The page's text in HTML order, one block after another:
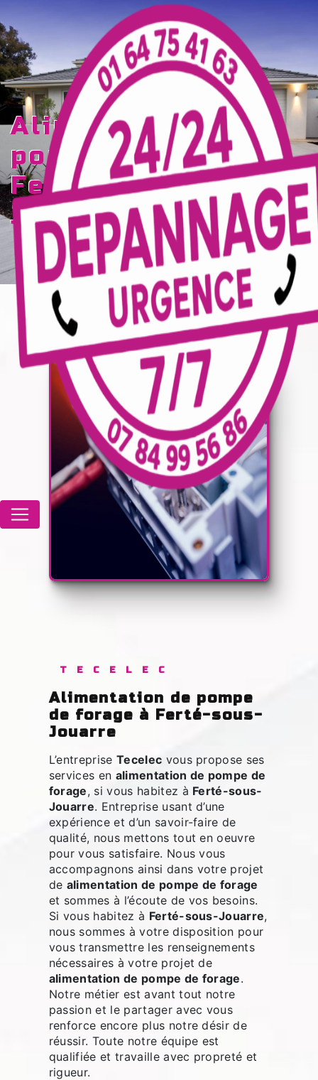
alimentation de
pompe de forage
Ferté-sous-
Jouarre
TECELEC
TECELEC
alimentation de pompe
de forage à Ferté-sous-
Jouarre
L’entreprise Tecelec vous propose ses
services en alimentation de pompe de
forage, si vous habitez à Ferté-sous-
Jouarre. Entreprise usant d’une
expérience et d’un savoir-faire de
qualité, nous mettons tout en oeuvre
pour vous satisfaire. Nous vous
accompagnons ainsi dans votre projet
de alimentation de pompe de forage
et sommes à l’écoute de vos besoins.
Si vous habitez à Ferté-sous-Jouarre,
nous sommes à votre disposition pour
vous transmettre les renseignements
nécessaires à votre projet de
alimentation de pompe de forage.
Notre métier est avant tout notre
passion et le partager avec vous
renforce encore plus notre désir de
réussir. Toute notre équipe est
qualifiée et travaille avec propreté et
rigueur.
Panneau de gestion des cookies